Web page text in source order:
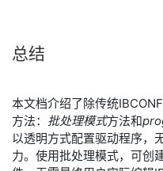
总结
本文档介绍了除传统
方法： 批处理模式方法和
以透明方式配置驱动程序，
力。使用批处理模式，可创